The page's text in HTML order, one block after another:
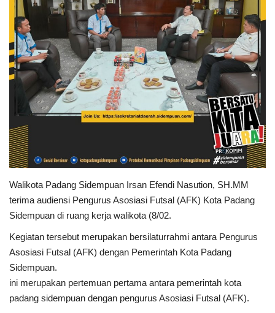
PEMERINTAHAN
SEJARAH
DOKUMENTASI
VISI MISI
OPD
KONTAK
DANA DESA
Language
English
Walikota Padang Sidempuan Irsan Efendi Nasution, SH.MM
terima audiensi Pengurus Asosiasi Futsal (AFK) Kota Padang
Sidempuan di ruang kerja walikota (8/02.
Kegiatan tersebut merupakan bersilaturrahmi antara Pengurus
Asosiasi Futsal (AFK) dengan Pemerintah Kota Padang
Sidempuan.
ini merupakan pertemuan pertama antara pemerintah kota
padang sidempuan dengan pengurus Asosiasi Futsal (AFK).